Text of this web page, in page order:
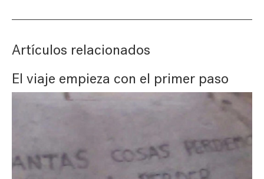
Artículos relacionados
El viaje empieza con el primer paso